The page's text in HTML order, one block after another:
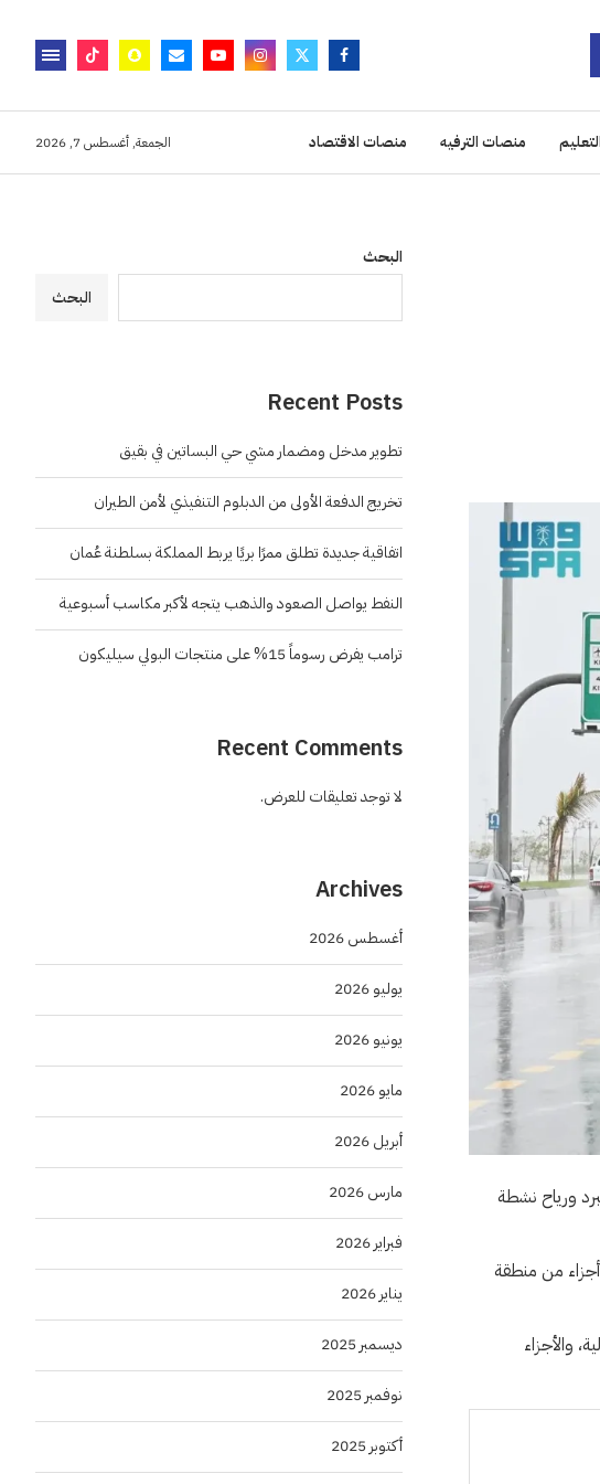
منصات الترفيه منصات الاقتصاد الجمعة, أغسطس 7, 2026
ورياح نشطة
من منطقة
والأجزاء
البحث
البحث
Recent Posts
تطوير مدخل ومضمار مشي حي البساتين في بقيق
تخريج الدفعة الأولى من الدبلوم التنفيذي لأمن الطيران
اتفاقية جديدة تطلق ممرًا بريًا يربط المملكة بسلطنة عُمان
النفط يواصل الصعود والذهب يتجه لأكبر مكاسب أسبوعية
ترامب يفرض رسوماً 15% على منتجات البولي سيليكون
Recent Comments
لا توجد تعليقات للعرض.
Archives
أغسطس 2026
يوليو 2026
يونيو 2026
مايو 2026
أبريل 2026
مارس 2026
فبراير 2026
يناير 2026
ديسمبر 2025
نوفمبر 2025
أكتوبر 2025